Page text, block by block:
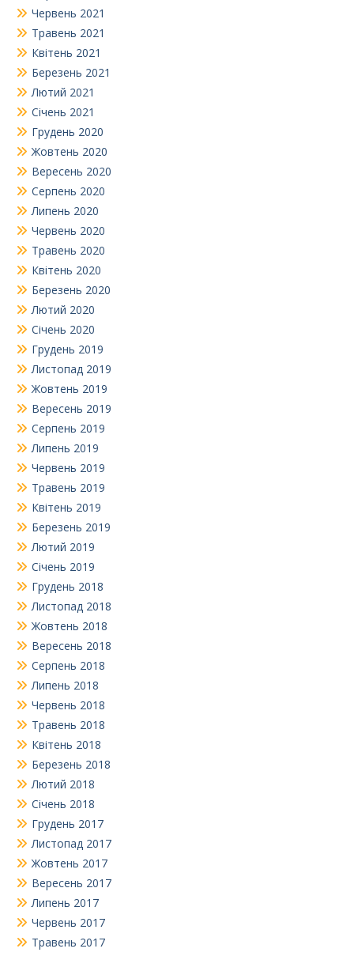
Червень 2021
Травень 2021
Квітень 2021
Березень 2021
Лютий 2021
Січень 2021
Грудень 2020
Жовтень 2020
Вересень 2020
Серпень 2020
Липень 2020
Червень 2020
Травень 2020
Квітень 2020
Березень 2020
Лютий 2020
Січень 2020
Грудень 2019
Листопад 2019
Жовтень 2019
Вересень 2019
Серпень 2019
Липень 2019
Червень 2019
Травень 2019
Квітень 2019
Березень 2019
Лютий 2019
Січень 2019
Грудень 2018
Листопад 2018
Жовтень 2018
Вересень 2018
Серпень 2018
Липень 2018
Червень 2018
Травень 2018
Квітень 2018
Березень 2018
Лютий 2018
Січень 2018
Грудень 2017
Листопад 2017
Жовтень 2017
Вересень 2017
Липень 2017
Червень 2017
Травень 2017